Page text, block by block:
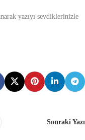
yazıyı sevdiklerinizle
Sonraki Yazı